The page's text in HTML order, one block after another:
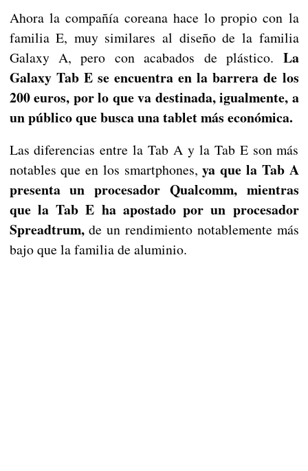
Ahora la compañía coreana hace lo propio con la
familia E, muy similares al diseño de la familia
Galaxy A, pero con acabados de plástico. La
Galaxy Tab E se encuentra en la barrera de los
200 euros, por lo que va destinada, igualmente, a
un público que busca una tablet más económica.
Las diferencias entre la Tab A y la Tab E son más
notables que en los smartphones,ya que la Tab A
presenta un procesador Qualcomm, mientras
que la Tab E ha apostado por un procesador
Spreadtrum,de un rendimiento notablemente más
bajo que la familia de aluminio.